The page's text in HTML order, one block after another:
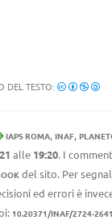
DEL TESTO:
IAPS ROMA, INAF,
alle 19:20. I
del sito. Per
ed errori è
10.20371/INAF/2724-